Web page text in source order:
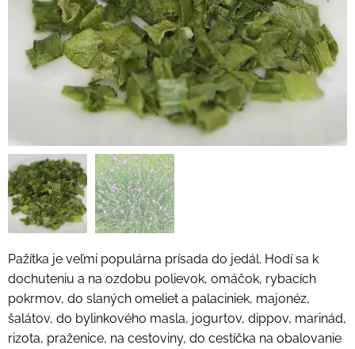
Pažítka je veľmi populárna prísada do jedál. Hodí sa k
dochuteniu a na ozdobu polievok, omáčok, rybacích
pokrmov, do slaných omeliet a palaciniek, majonéz,
šalátov, do bylinkového masla, jogurtov, dippov, marinád,
rizota, praženice, na cestoviny, do cestíčka na obalovanie